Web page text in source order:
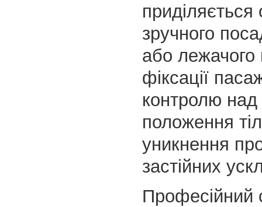
приділяється
зручного
або лежачого
фіксації
контролю над
положення
уникнення
застійних
Професійний